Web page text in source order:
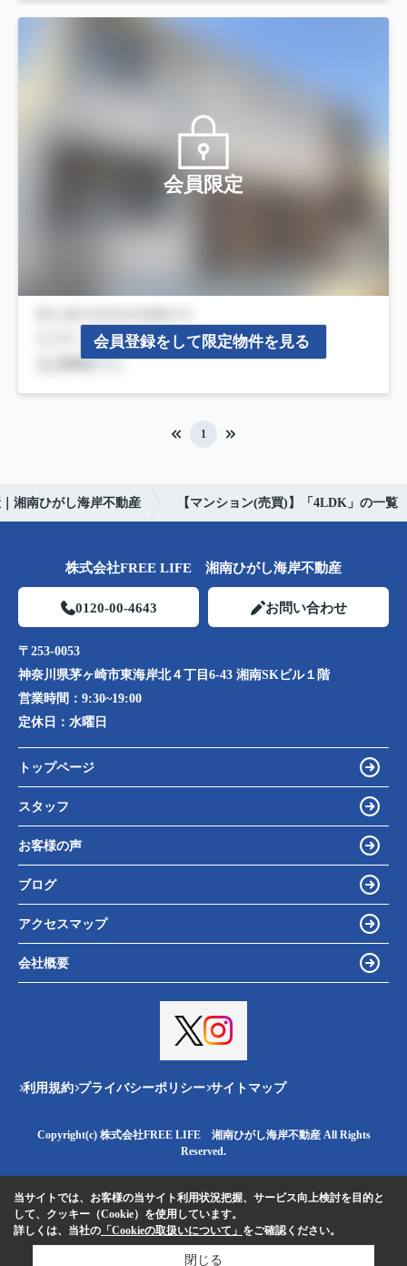
会員限定
会員登録をして限定物件を見る
1
湘南ひがし海岸不動産 【マンション(売買)】「4LDK」の一覧
株式会社FREE LIFE 湘南ひがし海岸不動産
0120-00-4643 お問い合わせ
〒253-0053
神奈川県茅ヶ崎市東海岸北４丁目6-43 湘南SKビル１階
営業時間： 9:30~19:00
定休日： 水曜日
トップページ
スタッフ
お客様の声
ブログ
アクセスマップ
会社概要
利用規約 プライバシーポリシー サイトマップ
Copyright(c) 株式会社FREE LIFE 湘南ひがし海岸不動産 All Rights
Reserved.
当サイトでは、お客様の当サイト利用状況把握、サービス向上検討を目的と
して、クッキー（Cookie）を使用しています。
詳しくは、当社の 「Cookieの取扱いについて」 をご確認ください。
閉じる